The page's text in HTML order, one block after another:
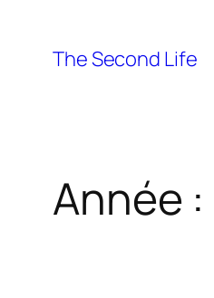
The Second Life
Année :